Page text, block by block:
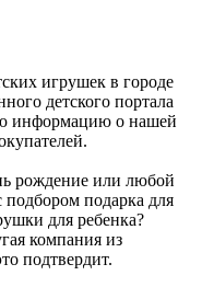
игрушек в городе
детского портала
информацию о нашей
рождение или любой
подарка для
для ребенка?
компания из
подтвердит.